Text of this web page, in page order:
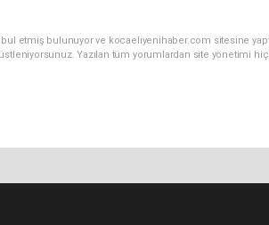
etmiş bulunuyor ve kocaeliyenihaber.com sitesine
üstleniyorsunuz. Yazılan tüm yorumlardan site yönetimi